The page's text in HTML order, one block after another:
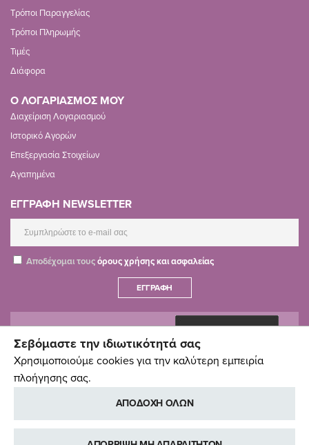
Τρόποι Παραγγελίας
Τρόποι Πληρωμής
Τιμές
Διάφορα
Ο ΛΟΓΑΡΙΑΣΜΟΣ ΜΟΥ
Διαχείριση Λογαριασμού
Ιστορικό Αγορών
Επεξεργασία Στοιχείων
Αγαπημένα
ΕΓΓΡΑΦΗ NEWSLETTER
Αποδέχομαι τουςόρους χρήσης και ασφαλείας
ΕΓΓΡΑΦΉ
Σεβόμαστε την ιδιωτικότητά σας
Χρησιμοποιούμε cookies για την καλύτερη εμπειρία
πλοήγησης σας.
ΑΠΟΔΟΧΗ ΟΛΩΝ